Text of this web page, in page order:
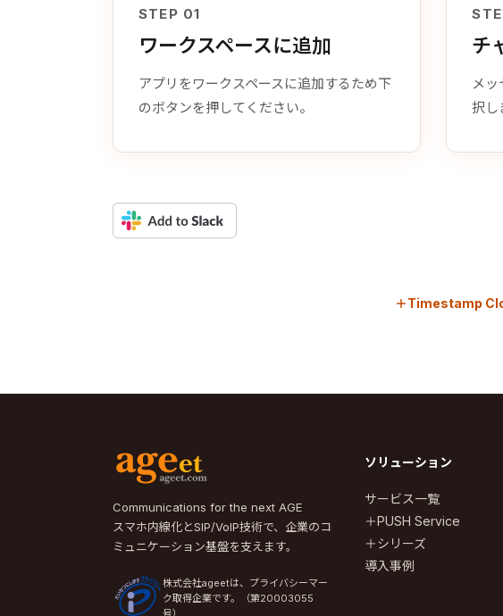
STEP 01
ワークスペースに追加
アプリをワークスペースに追加するため下
のボタンを押してください。
チ
メ
択し
＋Timestamp
Communications for the next AGE
スマホ内線化とSIP/VoIP技術で、企業のコ
ミュニケーション基盤を支えます。
株式会社ageetは、プライバシーマー
ク取得企業です。（第20003055
号）
ソリューション
サービス一覧
＋PUSH Service
＋シリーズ
導入事例